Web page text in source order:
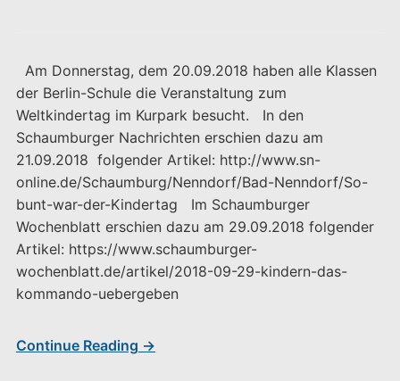
Am Donnerstag, dem 20.09.2018 haben alle Klassen
der Berlin-Schule die Veranstaltung zum
Weltkindertag im Kurpark besucht. In den
Schaumburger Nachrichten erschien dazu am
21.09.2018 folgender Artikel: http://www.sn-
online.de/Schaumburg/Nenndorf/Bad-Nenndorf/So-
bunt-war-der-Kindertag Im Schaumburger
Wochenblatt erschien dazu am 29.09.2018 folgender
Artikel: https://www.schaumburger-
wochenblatt.de/artikel/2018-09-29-kindern-das-
kommando-uebergeben
Continue Reading →